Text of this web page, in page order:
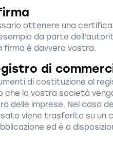
ottenere una
da parte
firma è davvero vostra.
di
di costituzione al
che la vostra società
delle imprese. Nel caso
viene trasferito su un
ed è a